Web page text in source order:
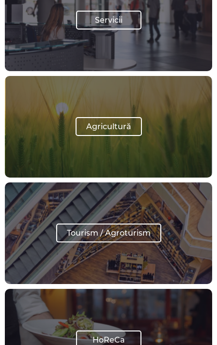
Servicii
Agricultură
Tourism / Agroturism
HoReCa